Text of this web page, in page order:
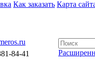
Как заказать Карта
84-41